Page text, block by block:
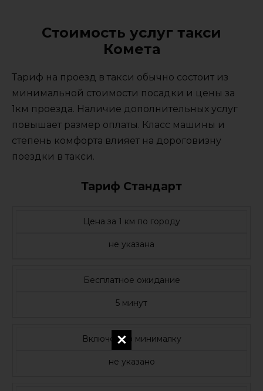
Стоимость услуг такси
Комета
Тариф на проезд в такси обычно состоит из
минимальной стоимости посадки и цены за
1км проезда. Наличие дополнительных услуг
повышает размер оплаты. Класс машины и
степень комфорта влияет на дороговизну
поездки в такси.
Тариф Стандарт
Цена за 1 км по городу
не указана
Бесплатное ожидание
5 минут
Включено в минималку
не указано